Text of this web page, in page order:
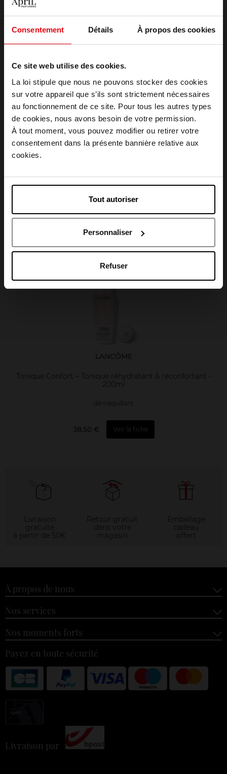
Consentement Détails À propos des cookies
Ce site web utilise des cookies.
La loi stipule que nous ne pouvons stocker des cookies
sur votre appareil que s’ils sont strictement nécessaires
au fonctionnement de ce site. Pour tous les autres types
de cookies, nous avons besoin de votre permission.
À tout moment, vous pouvez modifier ou retirer votre
consentement dans la présente bannière relative aux
cookies.
Tout autoriser
Personnaliser
Refuser
Livraison gratuite à partir de 50€
Retour gratuit dans votre magasin
Description
Caractéristiques
Avis client
Oublié quelque chose ?
LANCÔME
Tonique Confort – Tonique réhydratant & réconfortant -
200ml
démaquillant
38,50 € Voir la fiche
À propos de nous
Nos services
Nos moments forts
Payez en toute sécurité
Livraison par
Choisissez votre pays
April Belgique
April Luxembourg